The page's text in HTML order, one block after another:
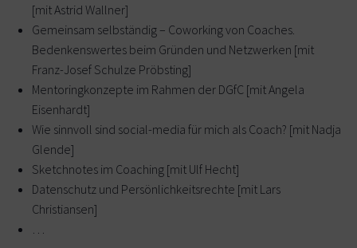
[mit Astrid Wallner]
Gemeinsam selbständig – Coworking von Coaches.
Bedenkenswertes beim Gründen und Netzwerken [mit
Franz-Josef Schulze Pröbsting]
Mentoringkonzepte im Rahmen der DGfC [mit Angela
Eisenhardt]
Wie sinnvoll sind social-media für mich als Coach? [mit Nadja
Glende]
Sketchnotes im Coaching [mit Ulf Hecht]
Datenschutz und Persönlichkeitsrechte [mit Lars
Christiansen]